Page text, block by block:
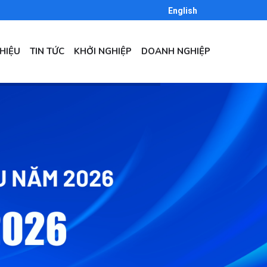
English
TIN TỨC KHỞI NGHIỆP DOANH NGHIỆP